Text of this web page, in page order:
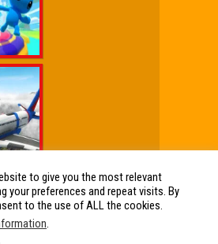
|Click Jogos Pro|Humor wx
Grátis
to give you the most relevant
your preferences and repeat visits. By
to the use of ALL the cookies.
.